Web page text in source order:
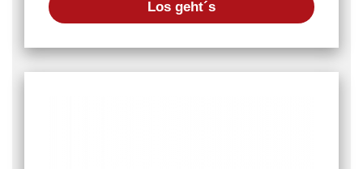
Los geht´s